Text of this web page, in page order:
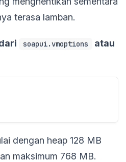
terasa lamban.
soapui.vmoptions atau
dengan heap 128 MB
maksimum 768 MB.